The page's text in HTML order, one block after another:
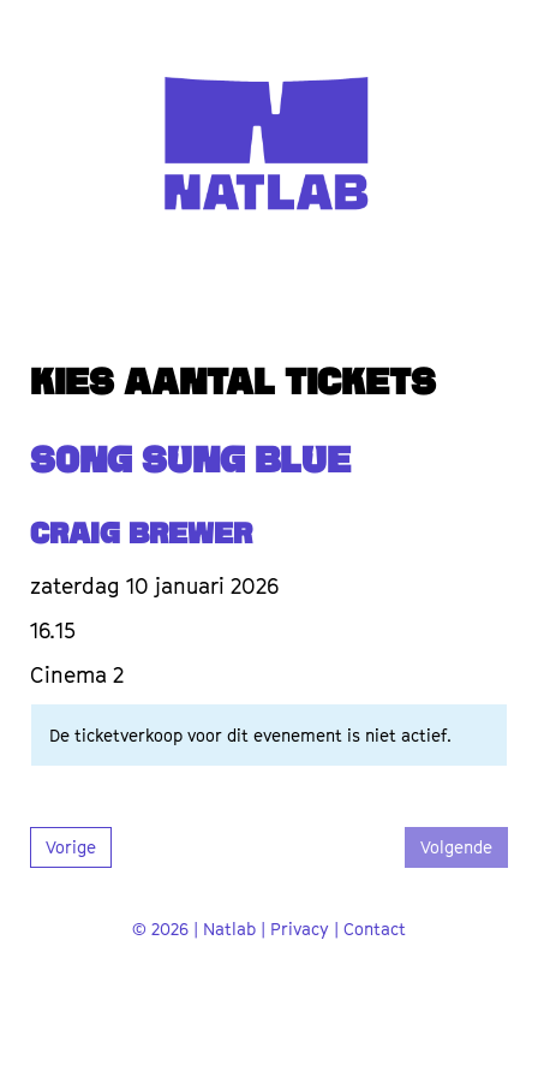
KIES AANTAL TICKETS
SONG SUNG BLUE
Craig Brewer
zaterdag 10 januari 2026
16.15
Cinema 2
De ticketverkoop voor dit evenement is niet actief.
Vorige Volgende
© 2026 | Natlab | Privacy | Contact